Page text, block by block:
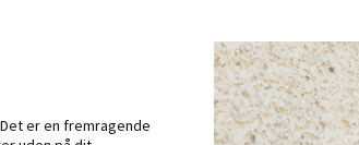
er en fremragende